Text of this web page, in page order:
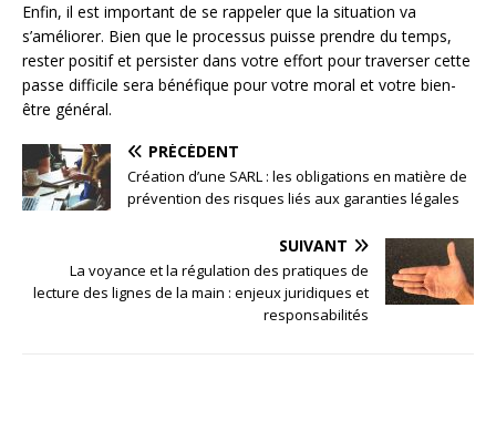
Enfin, il est important de se rappeler que la situation va
s’améliorer. Bien que le processus puisse prendre du temps,
rester positif et persister dans votre effort pour traverser cette
passe difficile sera bénéfique pour votre moral et votre bien-
être général.
PRÉCÉDENT
Création d’une SARL : les obligations en matière de
prévention des risques liés aux garanties légales
SUIVANT
La voyance et la régulation des pratiques de
lecture des lignes de la main : enjeux juridiques et
responsabilités